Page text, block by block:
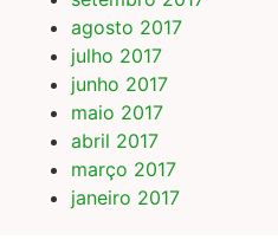
agosto 2017
julho 2017
junho 2017
maio 2017
abril 2017
março 2017
janeiro 2017